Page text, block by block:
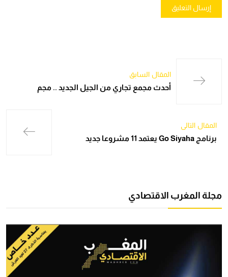
المقال السابق
أحدث مجمع تجاري من الجيل الجديد .. مجم
المقال التالي
برنامج Go Siyaha يعتمد 11 مشروعا جديد
مجلة المغرب الاقتصادي